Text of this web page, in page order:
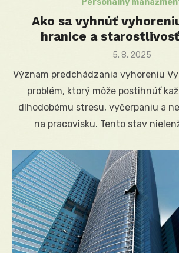
Ako sa vyhnúť
hranice a
Posted
5. 8. 2025
Význam predchádzania vyhoreniu
problém, ktorý môže postihnúť
dlhodobému stresu, vyčerpaniu a
na pracovisku. Tento stav